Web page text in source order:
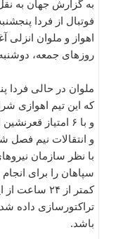
به گزارش جهان به
فوتبال از فردا
اهواز و ملوان
روزهای جمعه،
ملوان در حالی فردا
که این تیم اهوازی
و با ۶ امتیاز
و انتقالات نیم فصل
با نظر سازمان
سپاهان را برای
کمتر از ۲۴
تراکتورسازی داده
باشد.